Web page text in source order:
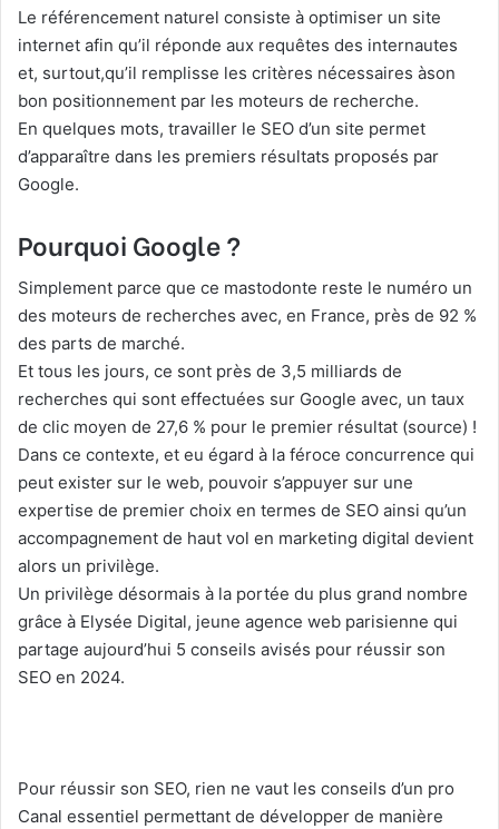
Le référencement naturel consiste à optimiser un site
internet afin qu’il réponde aux requêtes des internautes
et, surtout,qu’il remplisse les critères nécessaires àson
bon positionnement par les moteurs de recherche.
En quelques mots, travailler le SEO d’un site permet
d’apparaître dans les premiers résultats proposés par
Google.
Pourquoi Google ?
Simplement parce que ce mastodonte reste le numéro un
des moteurs de recherches avec, en France, près de 92 %
des parts de marché.
Et tous les jours, ce sont près de 3,5 milliards de
recherches qui sont effectuées sur Google avec, un taux
de clic moyen de 27,6 % pour le premier résultat (source) !
Dans ce contexte, et eu égard à la féroce concurrence qui
peut exister sur le web, pouvoir s’appuyer sur une
expertise de premier choix en termes de SEO ainsi qu’un
accompagnement de haut vol en marketing digital devient
alors un privilège.
Un privilège désormais à la portée du plus grand nombre
grâce à Elysée Digital, jeune agence web parisienne qui
partage aujourd’hui 5 conseils avisés pour réussir son
SEO en 2024.
Pour réussir son SEO, rien ne vaut les conseils d’un pro
Canal essentiel permettant de développer de manière